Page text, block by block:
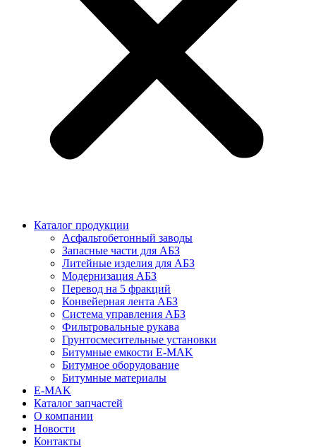
Каталог продукции
Асфальтобетонный заводы
Запасные части для АБЗ
Литейные изделия для АБЗ
Модернизация АБЗ
Перевод на 5 фракций
Конвейерная лента АБЗ
Система управления АБЗ
Фильтровальные рукава
Грунтосмесительные установки
Битумные емкости E-MAK
Битумное оборудование
Битумные материалы
E-MAK
Каталог запчастей
О компании
Новости
Контакты